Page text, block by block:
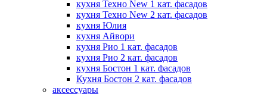
кухня Техно New 1 кат. фасадов
кухня Техно New 2 кат. фасадов
кухня Юлия
кухня Айвори
кухня Рио 1 кат. фасадов
кухня Рио 2 кат. фасадов
кухня Бостон 1 кат. фасадов
Кухня Бостон 2 кат. фасадов
аксессуары